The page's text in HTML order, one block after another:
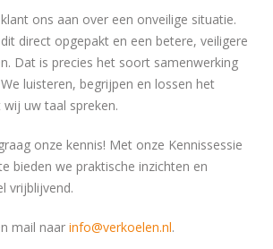
ons aan over een onveilige situatie.
direct opgepakt en een betere, veiligere
Dat is precies het soort samenwerking
luisteren, begrijpen en lossen het
uw taal spreken.
onze kennis! Met onze Kennissessie
bieden we praktische inzichten en
vrijblijvend.
mail naar info@verkoelen.nl.